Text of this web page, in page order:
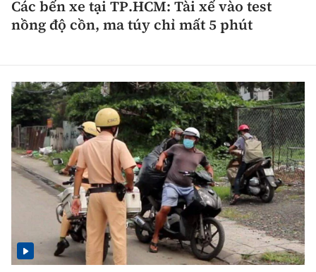
Các bến xe tại TP.HCM: Tài xế vào test
nồng độ cồn, ma túy chỉ mất 5 phút